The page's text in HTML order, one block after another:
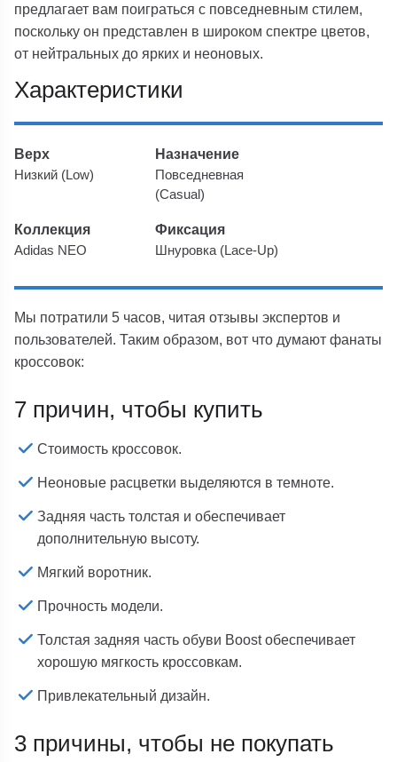
предлагает вам поиграться с повседневным стилем,
поскольку он представлен в широком спектре цветов,
от нейтральных до ярких и неоновых.
Характеристики
Верх
Низкий (Low)
Назначение
Повседневная
(Casual)
Коллекция
Adidas NEO
Фиксация
Шнуровка (Lace-Up)
Мы потратили 5 часов, читая отзывы экспертов и
пользователей. Таким образом, вот что думают фанаты
кроссовок:
7 причин, чтобы купить
Стоимость кроссовок.
Неоновые расцветки выделяются в темноте.
Задняя часть толстая и обеспечивает
дополнительную высоту.
Мягкий воротник.
Прочность модели.
Толстая задняя часть обуви Boost обеспечивает
хорошую мягкость кроссовкам.
Привлекательный дизайн.
3 причины, чтобы не покупать